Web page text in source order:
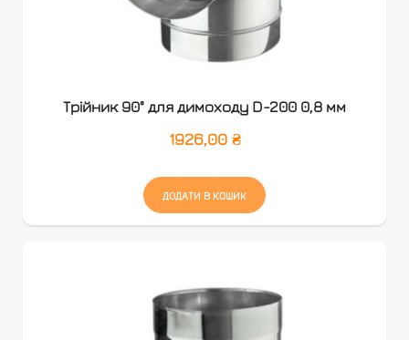
Трійник 90° для димоходу D-200 0,8 мм
1926,00 ₴
ДОДАТИ В КОШИК